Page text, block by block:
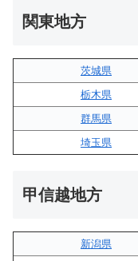
関東地方
茨城県
栃木県
群馬県
埼玉県
甲信越地方
新潟県